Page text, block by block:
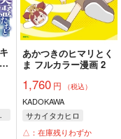
あかつきのヒマリとく
ま フルカラー漫画 2
1,760円 （税込）
KADOKAWA
サカイタカヒロ
△：在庫残りわずか